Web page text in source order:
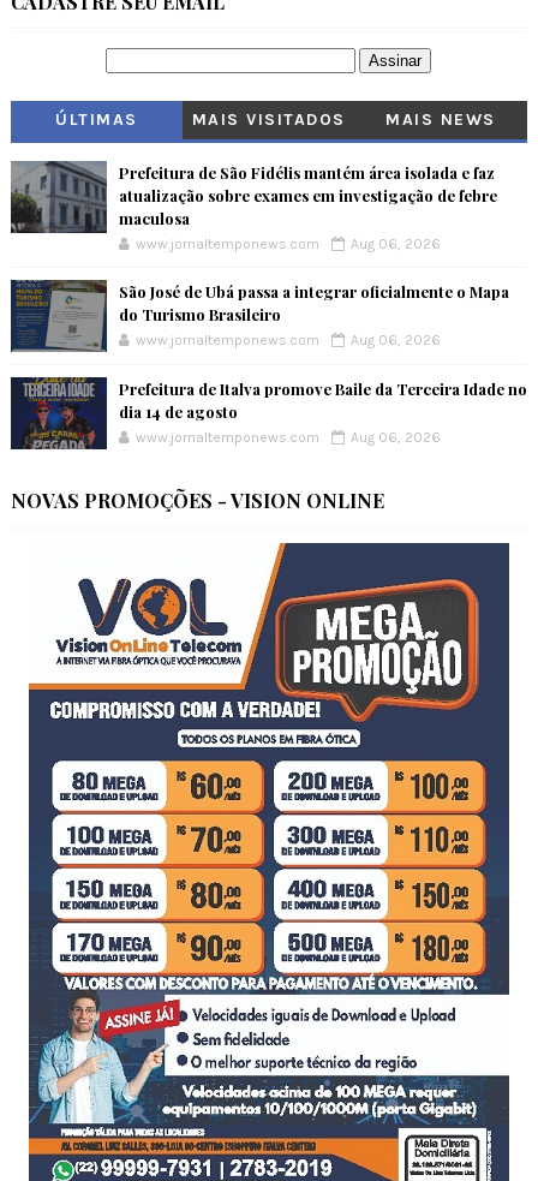
ÚLTIMAS MAIS VISITADOS MAIS NEWS
Prefeitura de São Fidélis mantém área isolada e faz
atualização sobre exames em investigação de febre
maculosa
www.jornaltemponews.com Aug 06, 2026
São José de Ubá passa a integrar oficialmente o Mapa
do Turismo Brasileiro
www.jornaltemponews.com Aug 06, 2026
Prefeitura de Italva promove Baile da Terceira Idade no
dia 14 de agosto
www.jornaltemponews.com Aug 06, 2026
NOVAS PROMOÇÕES - VISION ONLINE